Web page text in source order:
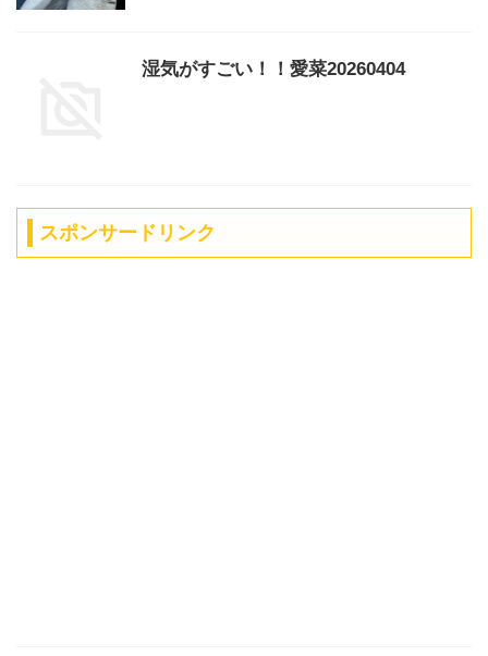
湿気がすごい！！愛菜20260404
スポンサードリンク